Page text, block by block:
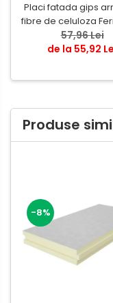
Placi fatada gips
fibre de celuloza
57,96 Lei
de la 55,92
Produse
-8%